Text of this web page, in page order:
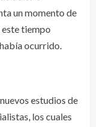
un momento de
tiempo
ocurrido.
estudios de
los cuales